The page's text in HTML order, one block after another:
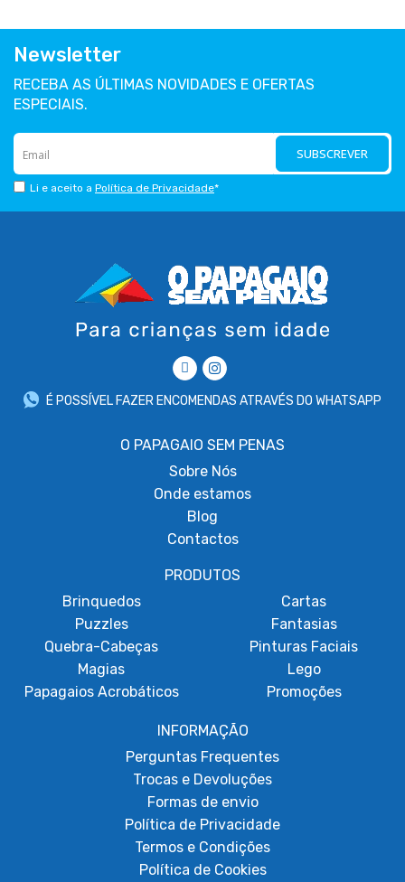
Newsletter
RECEBA AS ÚLTIMAS NOVIDADES E OFERTAS
ESPECIAIS.
SUBSCREVER
Li e aceito a Política de Privacidade*
É POSSÍVEL FAZER ENCOMENDAS ATRAVÉS DO WHATSAPP
O PAPAGAIO SEM PENAS
Sobre Nós
Onde estamos
Blog
Contactos
PRODUTOS
Brinquedos
Puzzles
Quebra-Cabeças
Magias
Papagaios Acrobáticos
Cartas
Fantasias
Pinturas Faciais
Lego
Promoções
INFORMAÇÃO
Perguntas Frequentes
Trocas e Devoluções
Formas de envio
Política de Privacidade
Termos e Condições
Política de Cookies